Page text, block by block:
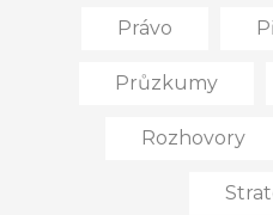
Právo
Průzkumy
Rozhovory